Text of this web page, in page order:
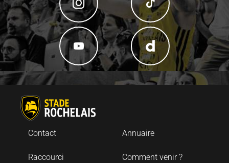
Annuaire
Contact
Comment venir ?
Raccourci